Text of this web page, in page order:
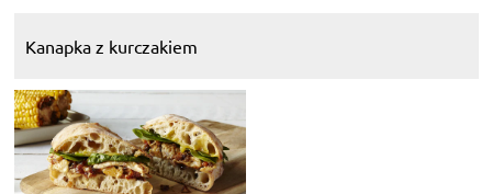
Kanapka z kurczakiem